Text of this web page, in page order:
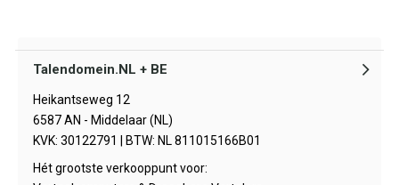
Talendomein.NL + BE
Heikantseweg 12
6587 AN - Middelaar (NL)
KVK: 30122791 | BTW: NL 811015166B01
Hét grootste verkooppunt voor: